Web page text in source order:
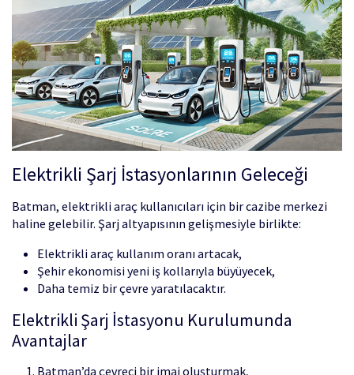
Elektrikli Şarj İstasyonlarının Geleceği
Batman, elektrikli araç kullanıcıları için bir cazibe merkezi
haline gelebilir. Şarj altyapısının gelişmesiyle birlikte:
Elektrikli araç kullanım oranı artacak,
Şehir ekonomisi yeni iş kollarıyla büyüyecek,
Daha temiz bir çevre yaratılacaktır.
Elektrikli Şarj İstasyonu Kurulumunda
Avantajlar
Batman’da çevreci bir imaj oluşturmak,